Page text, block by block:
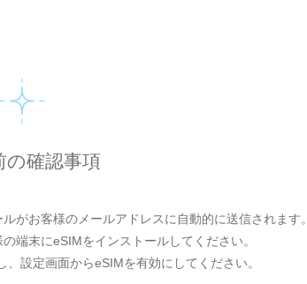
の確認事項
がお客様のメールアドレスに自動的に送信されます。
端末にeSIMをインストールしてください。
設定画面からeSIMを有効にしてください。